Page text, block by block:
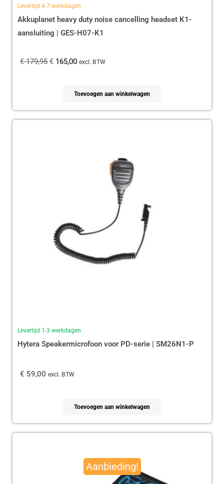
Levertijd 4-7 werkdagen
Akkuplanet heavy duty noise cancelling headset K1-
aansluiting | GES-H07-K1
€179,95 € 165,00 excl. BTW
Toevoegen aan winkelwagen
Levertijd 1-3 werkdagen
Hytera Speakermicrofoon voor PD-serie | SM26N1-P
€ 59,00 excl. BTW
Toevoegen aan winkelwagen
Aanbieding!